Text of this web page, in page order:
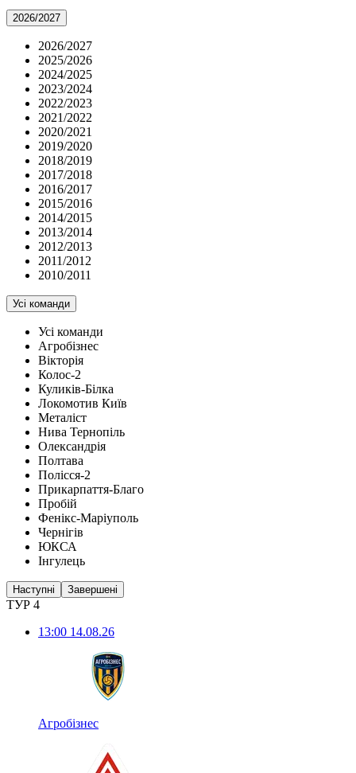
2026/2027
2026/2027
2025/2026
2024/2025
2023/2024
2022/2023
2021/2022
2020/2021
2019/2020
2018/2019
2017/2018
2016/2017
2015/2016
2014/2015
2013/2014
2012/2013
2011/2012
2010/2011
Усі команди
Усі команди
Агробізнес
Вікторія
Колос-2
Куликів-Білка
Локомотив Київ
Металіст
Нива Тернопіль
Олександрія
Полтава
Полісся-2
Прикарпаття-Благо
Пробій
Фенікс-Маріуполь
Чернігів
ЮКСА
Інгулець
Наступні Завершені
ТУР 4
13:00 14.08.26
Агробізнес